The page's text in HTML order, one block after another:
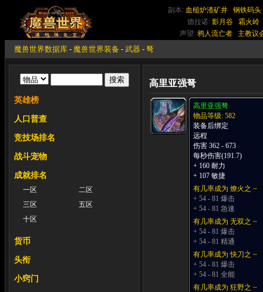
副本: 血槌炉渣矿井
钢铁码头
德拉诺: 影月谷
霜火岭
声望: 鸦人流亡者 主教议
魔兽世界数据库 - 魔兽世界装备 - 武器 - 弩
英雄榜
人口普查
竞技场排名
战斗宠物
成就排名
一区
二区
三区
五区
十区
货币
头衔
小窍门
高里亚强弩
高里亚强弩
物品等级: 582
装备后绑定
远程
伤害 362 - 673
每秒伤害(191.7)
+ 160 耐力
+ 107 敏捷
有几率成为 燎火之 ~
+ 54 - 81 爆击
+ 54 - 81 急速
有几率成为 无双之 ~
+ 54 - 81 爆击
+ 54 - 81 精通
有几率成为 快刀之 ~
+ 54 - 81 爆击
+ 54 - 81 全能
有几率成为 狂野之 ~